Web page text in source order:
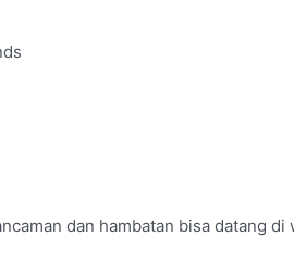
dan hambatan bisa datang di